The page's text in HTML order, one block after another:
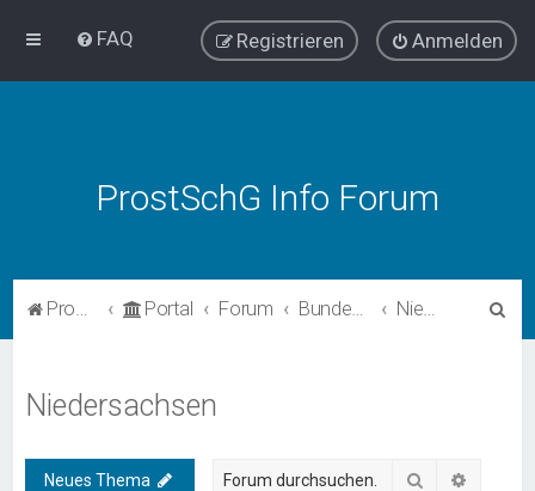
FAQ Anmelden
Registrieren
ProstSchG Info Forum
ProstSchG Portal Forum Bundesländer - Umsetzung und Erfahrungen mit ProstSchG Niedersachsen
Niedersachsen
Neues Thema Suche